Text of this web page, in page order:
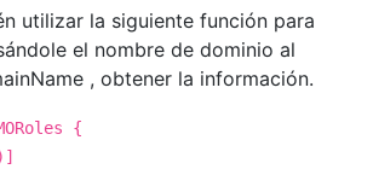
utilizar la siguiente función para
el nombre de dominio al
, obtener la información.
{